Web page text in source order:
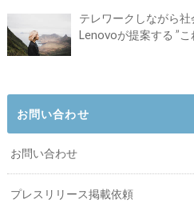
テレワークしながら社
Lenovoが提案する ”
お問い合わせ
お問い合わせ
プレスリリース掲載依頼